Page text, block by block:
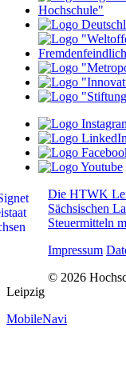
Die HTWK
Sächsischen
Steuermitteln
Impressum
© 2026
Leipzig
MobileNavi